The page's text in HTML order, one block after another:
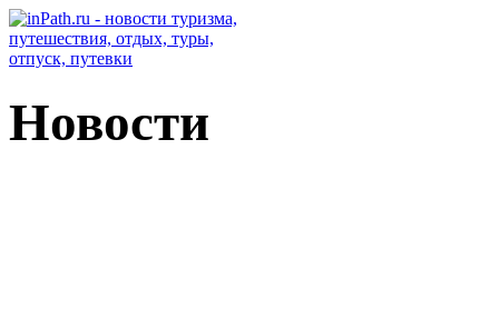
Новости